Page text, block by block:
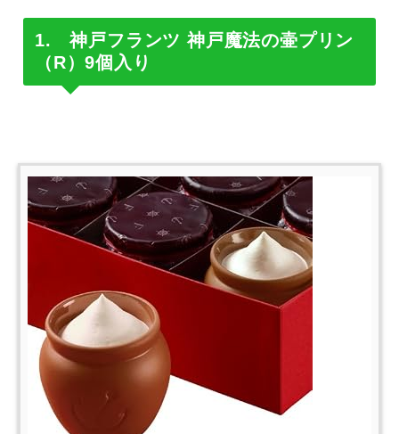
1. 神戸フランツ 神戸魔法の壷プリン
（R）9個入り